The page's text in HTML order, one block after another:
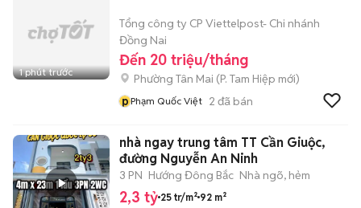
1 phút trước
Tổng công ty CP Viettelpost- Chi nhánh
Đồng Nai
Đến 20 triệu/tháng
Phường Tân Mai (P. Tam Hiệp mới)
pPhạm Quốc Việt 2 đã bán
nhà ngay trung tâm TT Cần Giuộc,
đường Nguyễn An Ninh
3 PN Hướng Đông Bắc Nhà ngõ, hẻm
2,3 tỷ 25 tr/m² 92 m²